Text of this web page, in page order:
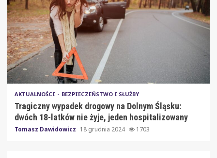
AKTUALNOŚCI BEZPIECZEŃSTWO I SŁUŻBY
Tragiczny wypadek drogowy na Dolnym Śląsku:
dwóch 18-latków nie żyje, jeden hospitalizowany
Tomasz Dawidowicz 18 grudnia 2024 1703